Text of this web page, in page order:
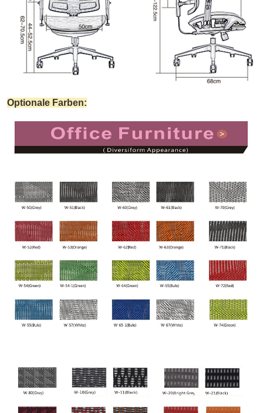
Optionale Farben: